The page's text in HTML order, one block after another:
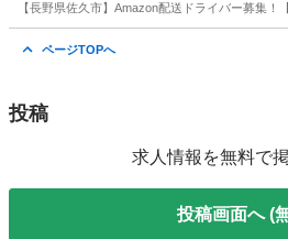
【長野県佐久市】Amazon配送ドライバー募集
ページTOPへ
投稿
求人情報を無料で
投稿画面へ (